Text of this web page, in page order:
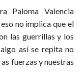
Paloma Valencia
no implica que el
las guerrillas y los
así se repita no
fuerzas y nuestras